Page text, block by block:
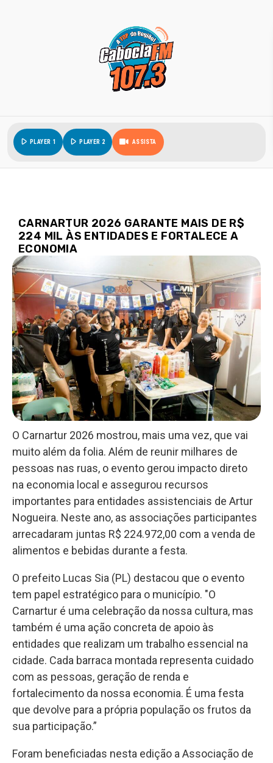
play_arrowPLAYER 1 play_arrowPLAYER 2 ASSISTA
CARNARTUR 2026 GARANTE MAIS DE R$
224 MIL ÀS ENTIDADES E FORTALECE A
ECONOMIA
O Carnartur 2026 mostrou, mais uma vez, que vai
muito além da folia. Além de reunir milhares de
pessoas nas ruas, o evento gerou impacto direto
na economia local e assegurou recursos
importantes para entidades assistenciais de Artur
Nogueira. Neste ano, as associações participantes
arrecadaram juntas R$ 224.972,00 com a venda de
alimentos e bebidas durante a festa.
O prefeito Lucas Sia (PL) destacou que o evento
tem papel estratégico para o município. "O
Carnartur é uma celebração da nossa cultura, mas
também é uma ação concreta de apoio às
entidades que realizam um trabalho essencial na
cidade. Cada barraca montada representa cuidado
com as pessoas, geração de renda e
fortalecimento da nossa economia. É uma festa
que devolve para a própria população os frutos da
sua participação.”
Foram beneficiadas nesta edição a Associação de